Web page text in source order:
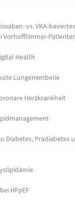
vs. VKA-
Vorhofflimmer-
Health
Lungenembolie
Herzkrankheit
Diabetes, Prädiabetes
HFpEF